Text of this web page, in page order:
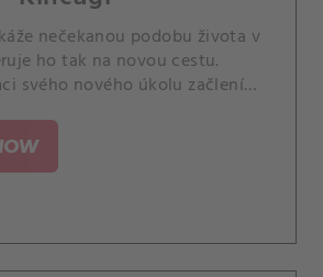
nečekanou podobu života v
ho tak na novou cestu.
svého nového úkolu začlení